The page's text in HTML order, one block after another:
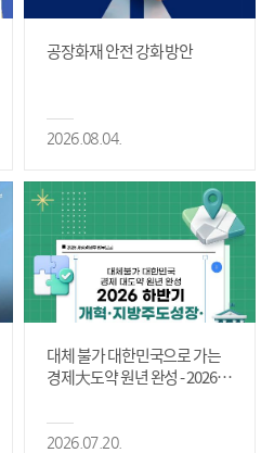
공장화재 안전 강화 방안
2026.08.04.
대체 불가 대한민국으로 가는
경제大도약 원년 완성 - 2026 하
정상화 #2편
2026.07.20.